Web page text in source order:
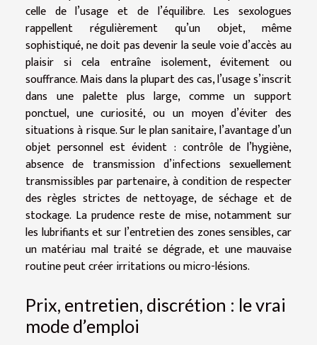
celle de l’usage et de l’équilibre. Les sexologues
rappellent régulièrement qu’un objet, même
sophistiqué, ne doit pas devenir la seule voie d’accès au
plaisir si cela entraîne isolement, évitement ou
souffrance. Mais dans la plupart des cas, l’usage s’inscrit
dans une palette plus large, comme un support
ponctuel, une curiosité, ou un moyen d’éviter des
situations à risque. Sur le plan sanitaire, l’avantage d’un
objet personnel est évident : contrôle de l’hygiène,
absence de transmission d’infections sexuellement
transmissibles par partenaire, à condition de respecter
des règles strictes de nettoyage, de séchage et de
stockage. La prudence reste de mise, notamment sur
les lubrifiants et sur l’entretien des zones sensibles, car
un matériau mal traité se dégrade, et une mauvaise
routine peut créer irritations ou micro-lésions.
Prix, entretien, discrétion : le vrai
mode d’emploi